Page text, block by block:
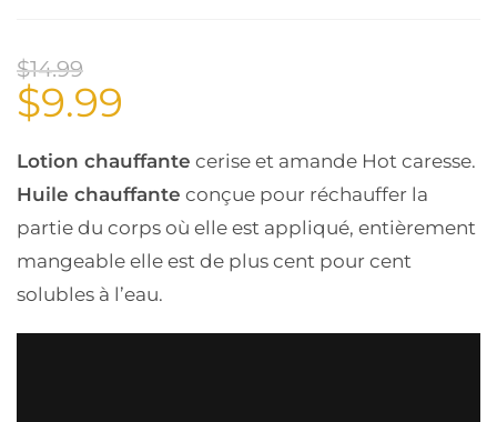
$14.99
$9.99
Lotion chauffante cerise et amande Hot caresse.
Huile chauffante conçue pour réchauffer la
partie du corps où elle est appliqué, entièrement
mangeable elle est de plus cent pour cent
solubles à l’eau.